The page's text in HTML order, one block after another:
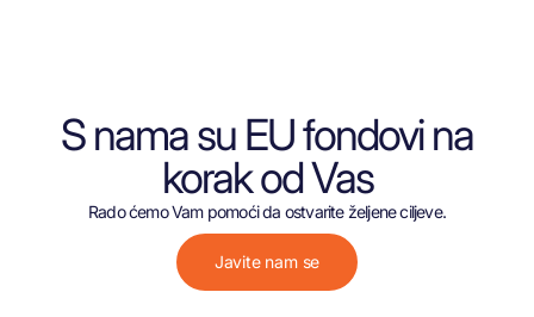
S nama su EU fondovi na
korak od Vas
Rado ćemo Vam pomoći da ostvarite željene ciljeve.
Javite nam se